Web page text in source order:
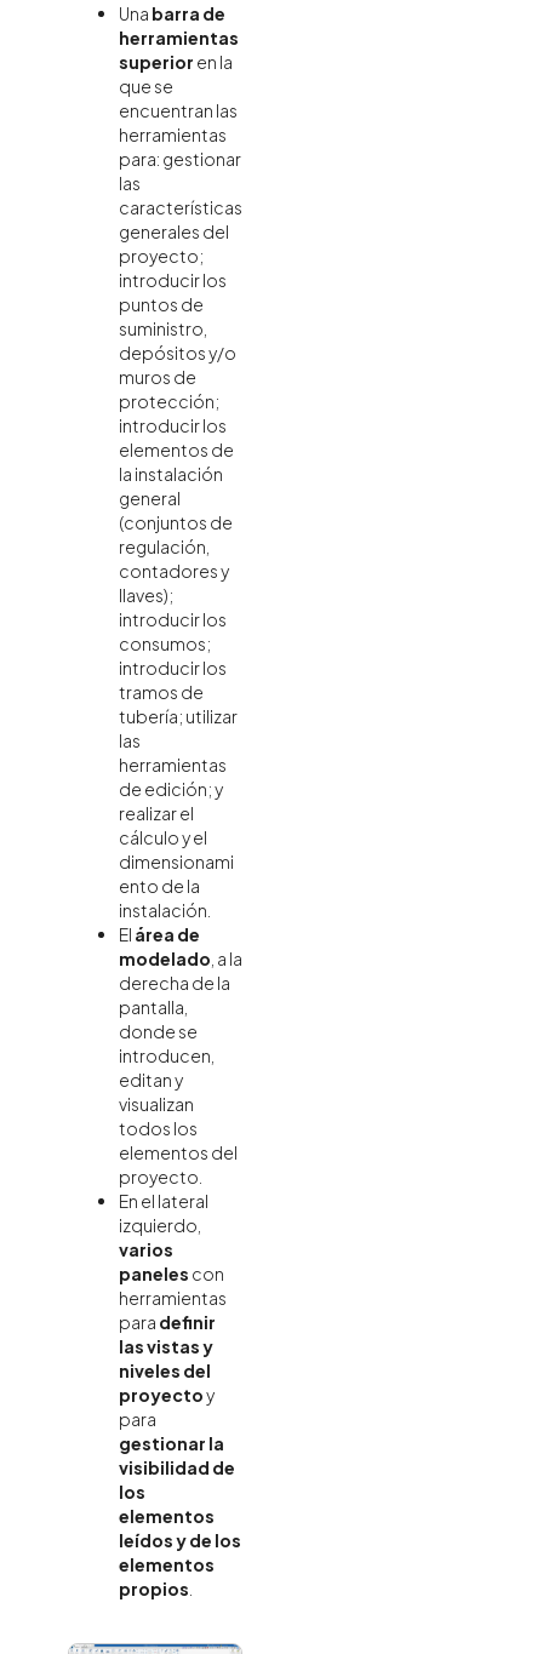
Una barra de
herramientas
superior en la
que se
encuentran las
herramientas
para: gestionar
las
características
generales del
proyecto;
introducir los
puntos de
suministro,
depósitos y/o
muros de
protección;
introducir los
elementos de
la instalación
general
(conjuntos de
regulación,
contadores y
llaves);
introducir los
consumos;
introducir los
tramos de
tubería; utilizar
las
herramientas
de edición; y
realizar el
cálculo y el
dimensionami
ento de la
instalación.
El área de
modelado , a la
derecha de la
pantalla,
donde se
introducen,
editan y
visualizan
todos los
elementos del
proyecto.
En el lateral
izquierdo,
varios
paneles con
herramientas
para definir
las vistas y
niveles del
proyectoy
para
gestionar la
visibilidad de
los
elementos
leídos y de los
elementos
propios